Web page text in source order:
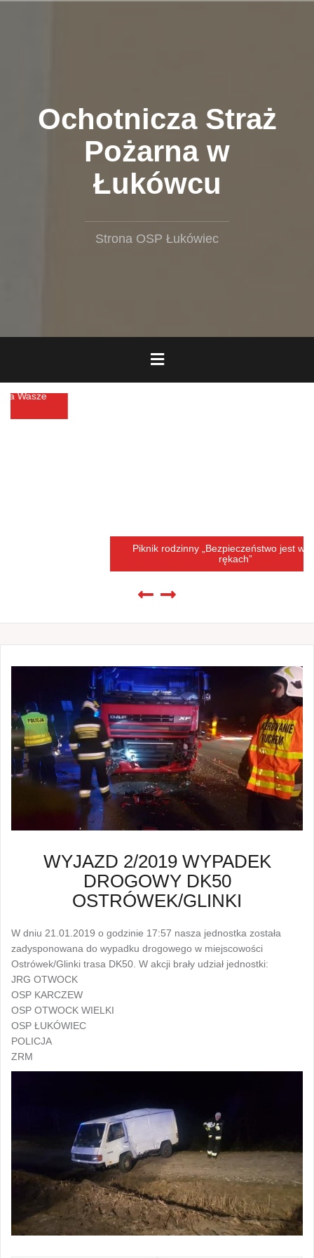
Ochotnicza Straż
Pożarna w
Łukówcu
Strona OSP Łukówiec
Piknik rodzinny „Bezpieczeństwo jest w Twoich
WYJAZD 2/2019 WYPADEK
DROGOWY DK50
OSTRÓWEK/GLINKI
W dniu 21.01.2019 o godzinie 17:57 nasza jednostka została
zadysponowana do wypadku drogowego w miejscowości
Ostrówek/Glinki trasa DK50. W akcji brały udział jednostki:
JRG OTWOCK
OSP KARCZEW
OSP OTWOCK WIELKI
OSP ŁUKÓWIEC
POLICJA
ZRM